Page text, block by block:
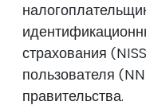
страхования
пользователя
правительства.